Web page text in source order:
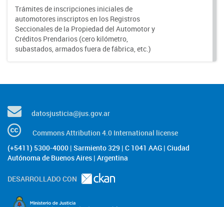
Trámites de inscripciones iniciales de
automotores inscriptos en los Registros
Seccionales de la Propiedad del Automotor y
Créditos Prendarios (cero kilómetro,
subastados, armados fuera de fábrica, etc.)
datosjusticia@jus.gov.ar
Commons Attribution 4.0 International license
(+5411) 5300-4000 | Sarmiento 329 | C 1041 AAG | Ciudad
Autónoma de Buenos Aires | Argentina
DESARROLLADO CON